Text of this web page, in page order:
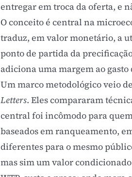
entregar em troca da oferta, e
O conceito é central na
traduz, em valor monetário, a
ponto de partida da
adiciona uma margem ao
Um marco metodológico veio de
Letters. Eles compararam
central foi incômodo para
baseados em ranqueamento,
diferentes para o mesmo
mas sim um valor